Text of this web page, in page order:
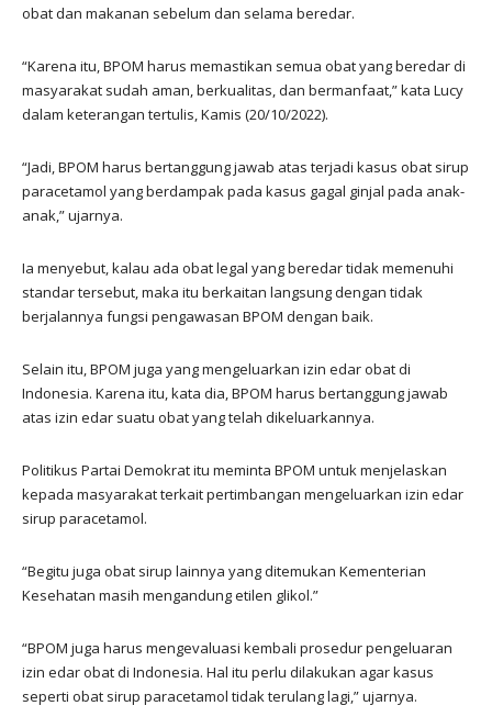
obat dan makanan sebelum dan selama beredar.
“Karena itu, BPOM harus memastikan semua obat yang beredar di
masyarakat sudah aman, berkualitas, dan bermanfaat,” kata Lucy
dalam keterangan tertulis, Kamis (20/10/2022).
“Jadi, BPOM harus bertanggung jawab atas terjadi kasus obat sirup
paracetamol yang berdampak pada kasus gagal ginjal pada anak-
anak,” ujarnya.
Ia menyebut, kalau ada obat legal yang beredar tidak memenuhi
standar tersebut, maka itu berkaitan langsung dengan tidak
berjalannya fungsi pengawasan BPOM dengan baik.
Selain itu, BPOM juga yang mengeluarkan izin edar obat di
Indonesia. Karena itu, kata dia, BPOM harus bertanggung jawab
atas izin edar suatu obat yang telah dikeluarkannya.
Politikus Partai Demokrat itu meminta BPOM untuk menjelaskan
kepada masyarakat terkait pertimbangan mengeluarkan izin edar
sirup paracetamol.
“Begitu juga obat sirup lainnya yang ditemukan Kementerian
Kesehatan masih mengandung etilen glikol.”
“BPOM juga harus mengevaluasi kembali prosedur pengeluaran
izin edar obat di Indonesia. Hal itu perlu dilakukan agar kasus
seperti obat sirup paracetamol tidak terulang lagi,” ujarnya.